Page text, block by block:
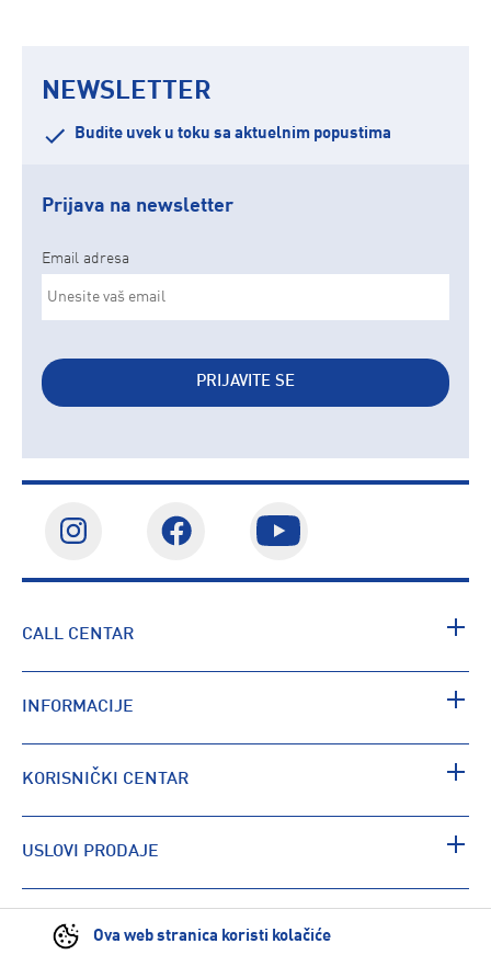
Ova web stranica koristi kolačiće
NEWSLETTER
Budite uvek u toku sa aktuelnim popustima
Prijava na newsletter
Email adresa
PRIJAVITE SE
CALL CENTAR
INFORMACIJE
KORISNIČKI CENTAR
USLOVI PRODAJE
PRONAĐI RADNJU